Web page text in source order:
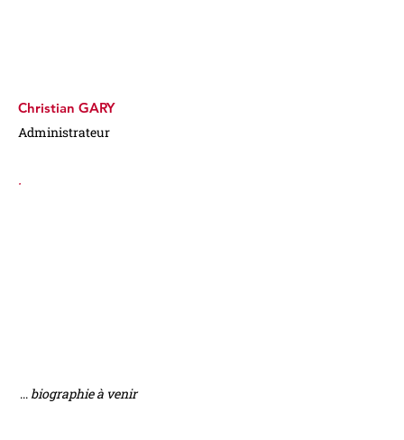
Christian GARY
Administrateur
...biographie à venir